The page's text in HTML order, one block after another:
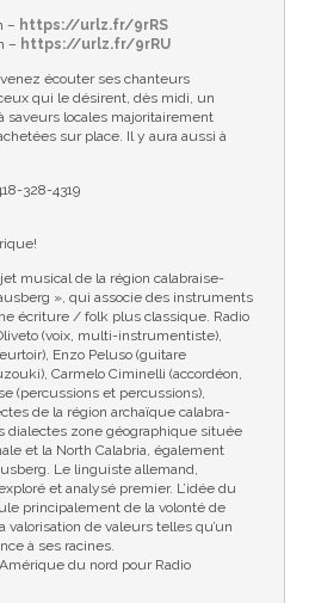
– https://urlz.fr/9rRS
– https://urlz.fr/9rRU
écouter ses chanteurs
qui le désirent, dès midi, un
saveurs locales majoritairement
sur place. Il y aura aussi à
328-4319
musical de la région calabraise-
», qui associe des instruments
écriture / folk plus classique. Radio
(voix, multi-instrumentiste),
Enzo Peluso (guitare
Carmelo Ciminelli (accordéon,
(percussions et percussions),
de la région archaïque calabra-
dialectes zone géographique située
et la North Calabria, également
Le linguiste allemand,
et analysé premier. L’idée du
principalement de la volonté de
valorisation de valeurs telles qu’un
à ses racines.
du nord pour Radio